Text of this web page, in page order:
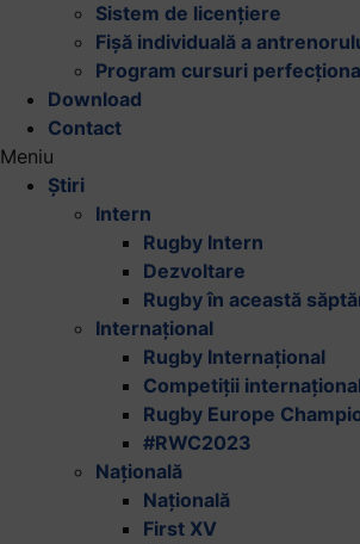
Sistem de licențiere
Fișă individuală a
Program cursuri
Download
Contact
Meniu
Știri
Intern
Rugby Intern
Dezvoltare
Rugby în această
Internațional
Rugby Internațional
Competiții
Rugby Europe
#RWC2023
Națională
Națională
First XV